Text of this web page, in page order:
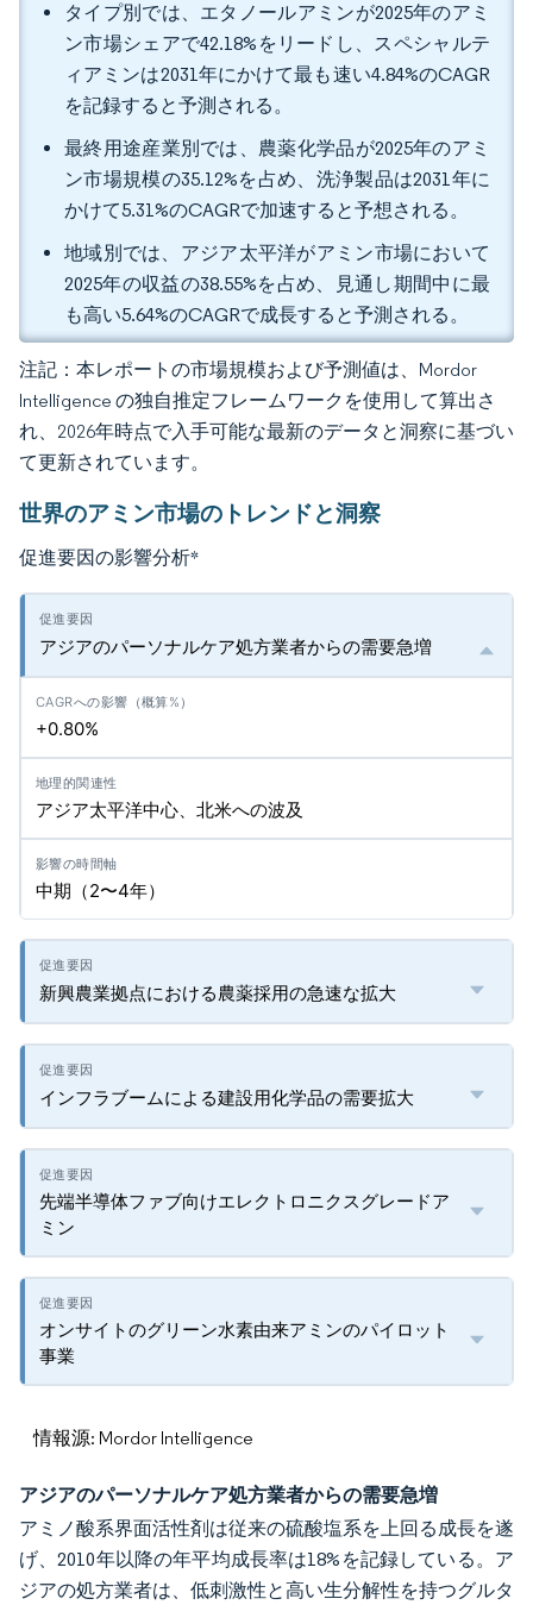
タイプ別では、エタノールアミンが2025年のアミ
ン市場シェアで42.18%をリードし、スペシャルテ
ィアミンは2031年にかけて最も速い4.84%のCAGR
を記録すると予測される。
最終用途産業別では、農薬化学品が2025年のアミ
ン市場規模の35.12%を占め、洗浄製品は2031年に
かけて5.31%のCAGRで加速すると予想される。
地域別では、アジア太平洋がアミン市場において
2025年の収益の38.55%を占め、見通し期間中に最
も高い5.64%のCAGRで成長すると予測される。
注記：本レポートの市場規模および予測値は、Mordor
Intelligence の独自推定フレームワークを使用して算出さ
れ、2026年時点で入手可能な最新のデータと洞察に基づい
て更新されています。
世界のアミン市場のトレンドと洞察
促進要因の影響分析*
アジアのパーソナルケア処方業者からの需要急増
+0.80%
アジア太平洋中心、北米への波及
中期（2〜4年）
新興農業拠点における農薬採用の急速な拡大
インフラブームによる建設用化学品の需要拡大
先端半導体ファブ向けエレクトロニクスグレードア
ミン
オンサイトのグリーン水素由来アミンのパイロット
事業
情報源: Mordor Intelligence
アジアのパーソナルケア処方業者からの需要急増
アミノ酸系界面活性剤は従来の硫酸塩系を上回る成長を遂
げ、2010年以降の年平均成長率は18%を記録している。ア
ジアの処方業者は、低刺激性と高い生分解性を持つグルタ